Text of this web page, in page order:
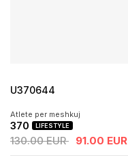
U370644
Atlete per meshkuj
370 LIFESTYLE
130.00 EUR 91.00 EUR